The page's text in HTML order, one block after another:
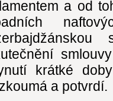
a od
krátké
a potvrdí.